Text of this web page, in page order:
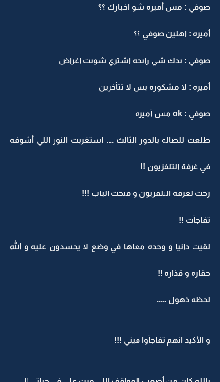
صوفي : مس أميره شو اخبارك ؟؟
أميره : اهلين صوفي ؟؟
صوفي : بدك شي رايحه اشتري شويت اغراض
أميره : لا مشكوره بس لا تتأخرين
صوفي : ok مس أميره
طلعت للصاله بالدور الثالث .... استغربت النور اللي أشوفه
في غرفة التلفزيون !!
رحت لغرفة التلفزيون و فتحت الباب !!!
تفاجأت !!
لقيت دانيا و وحده معاها في وضع لا يحسدون عليه و الله
حقاره و قذاره !!
لحظه ذهول .....
و الأكيد انهم تفاجأوا فيني !!!